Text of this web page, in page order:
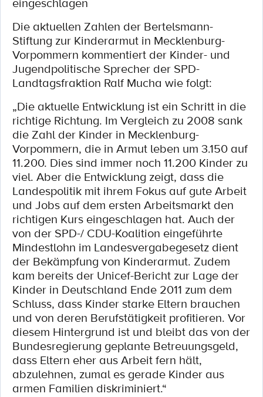
Die aktuellen Zahlen der Bertelsmann-
Stiftung zur Kinderarmut in Mecklenburg-
Vorpommern kommentiert der Kinder- und
Jugendpolitische Sprecher der SPD-
Landtagsfraktion Ralf Mucha wie folgt:
„Die aktuelle Entwicklung ist ein Schritt in die
richtige Richtung. Im Vergleich zu 2008 sank
die Zahl der Kinder in Mecklenburg-
Vorpommern, die in Armut leben um 3.150 auf
11.200. Dies sind immer noch 11.200 Kinder zu
viel. Aber die Entwicklung zeigt, dass die
Landespolitik mit ihrem Fokus auf gute Arbeit
und Jobs auf dem ersten Arbeitsmarkt den
richtigen Kurs eingeschlagen hat. Auch der
von der SPD-/ CDU-Koalition eingeführte
Mindestlohn im Landesvergabegesetz dient
der Bekämpfung von Kinderarmut. Zudem
kam bereits der Unicef-Bericht zur Lage der
Kinder in Deutschland Ende 2011 zum dem
Schluss, dass Kinder starke Eltern brauchen
und von deren Berufstätigkeit profitieren. Vor
diesem Hintergrund ist und bleibt das von der
Bundesregierung geplante Betreuungsgeld,
dass Eltern eher aus Arbeit fern hält,
abzulehnen, zumal es gerade Kinder aus
armen Familien diskriminiert.“